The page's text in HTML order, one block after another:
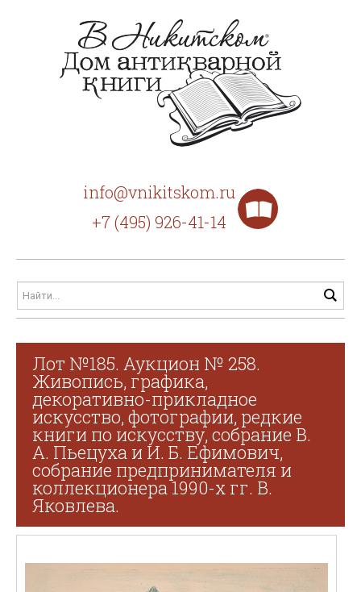
info@vnikitskom.ru
+7 (495) 926-41-14
Лот №185. Аукцион № 258.
Живопись, графика,
декоративно-прикладное
искусство, фотографии, редкие
книги по искусству, собрание В.
А. Пьецуха и И. Б. Ефимович,
собрание предпринимателя и
коллекционера 1990-х гг. В.
Яковлева.